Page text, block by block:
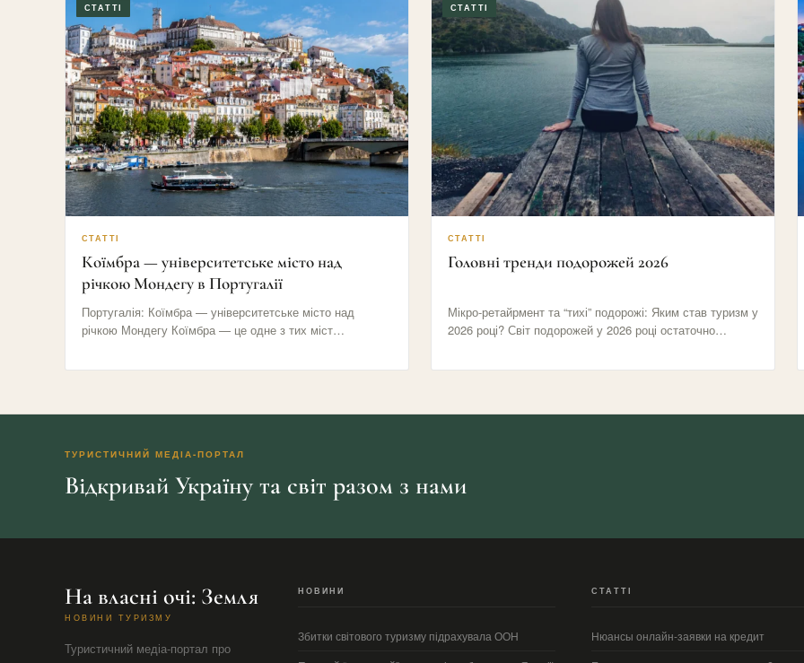
СТАТТІ
СТАТТІ
Коїмбра — університетське місто над
річкою Мондегу в Португалії
Португалія: Коїмбра — університетське місто над
річкою Мондегу Коїмбра — це одне з тих міст
СТАТТІ
СТАТТІ
Головні тренди подорожей 2026
Мікро-ретайрмент та “тихі” подорожі: Яким став туризм у
2026 році? Світ подорожей у 2026 році остаточно
ТУРИСТИЧНИЙ МЕДІА-ПОРТАЛ
Відкривай Україну та світ разом з нами
На власні очі: Земля
НОВИНИ ТУРИЗМУ
Туристичний медіа-портал про
НОВИНИ
Збитки світового туризму підрахувала ООН
СТАТТІ
Нюансы онлайн-заявки на кредит